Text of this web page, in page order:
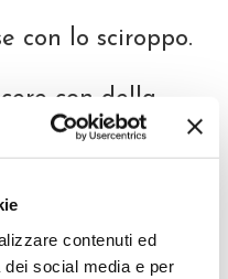
contenuti ed
social media e per
con lo sciroppo.
con della
95.